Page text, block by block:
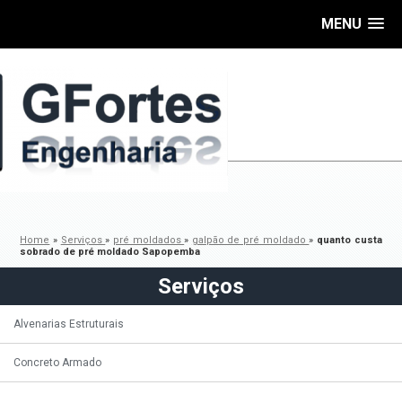
MENU
Home » Serviços» pré moldados» galpão de pré moldado» quanto custa
sobrado de pré moldado Sapopemba
Serviços
Alvenarias Estruturais
Concreto Armado